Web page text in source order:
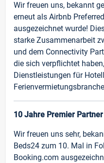
Wir freuen uns, bekannt
erneut als Airbnb
ausgezeichnet wurde!
starke Zusammenarbeit
und dem Connectivity
die sich verpflichtet
Dienstleistungen für
10 Jahre Premier
Wir freuen uns sehr,
Beds24 zum 10. Mal in
Booking.com